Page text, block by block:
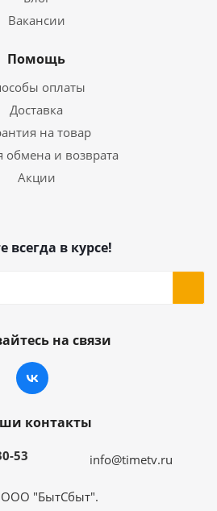
Вакансии
Помощь
оплаты
Доставка
на товар
обмена и возврата
Акции
всегда в курсе!
на связи
контакты
53 info@timetv.ru
ООО "БытСбыт".